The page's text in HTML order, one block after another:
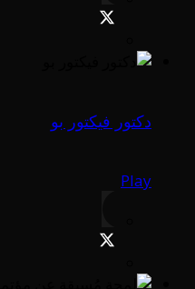
دكتور فيكتور بو
Play